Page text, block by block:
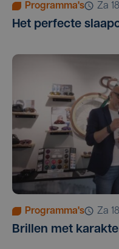
Programma's za
Het perfecte
Programma's za
Brillen met